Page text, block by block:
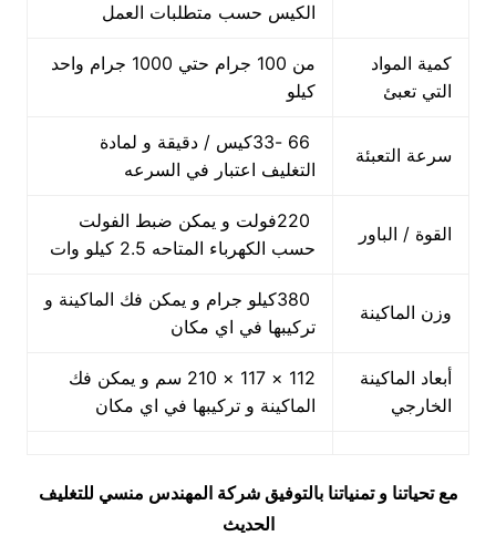
الكيس حسب متطلبات العمل
كمية المواد
التي تعبئ
من 100 جرام حتي 1000 جرام واحد
كيلو
سرعة التعبئة
66 -33كيس / دقيقة و لمادة
التغليف اعتبار في السرعه
القوة / الباور
220فولت و يمكن ضبط الفولت
حسب الكهرباء المتاحه 2.5 كيلو وات
وزن الماكينة
380كيلو جرام و يمكن فك الماكينة و
تركيبها في اي مكان
أبعاد الماكينة
الخارجي
112 × 117 × 210 سم و يمكن فك
الماكينة و تركيبها في اي مكان
مع تحياتنا و تمنياتنا بالتوفيق شركة المهندس منسي للتغليف
الحديث